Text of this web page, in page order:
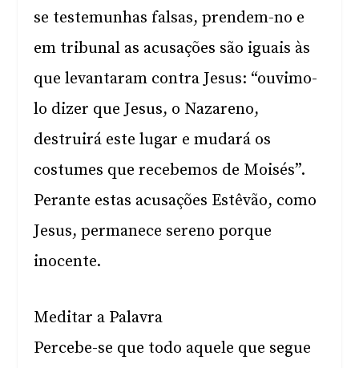
se testemunhas falsas, prendem-no e
em tribunal as acusações são iguais às
que levantaram contra Jesus: “ouvimo-
lo dizer que Jesus, o Nazareno,
destruirá este lugar e mudará os
costumes que recebemos de Moisés”.
Perante estas acusações Estêvão, como
Jesus, permanece sereno porque
inocente.
Meditar a Palavra
Percebe-se que todo aquele que segue